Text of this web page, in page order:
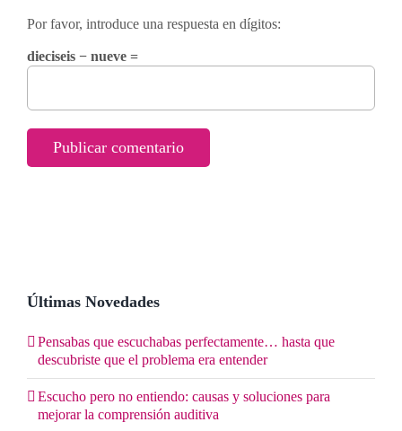
Por favor, introduce una respuesta en dígitos:
dieciseis − nueve =
Últimas Novedades
Pensabas que escuchabas perfectamente… hasta que
descubriste que el problema era entender
Escucho pero no entiendo: causas y soluciones para
mejorar la comprensión auditiva